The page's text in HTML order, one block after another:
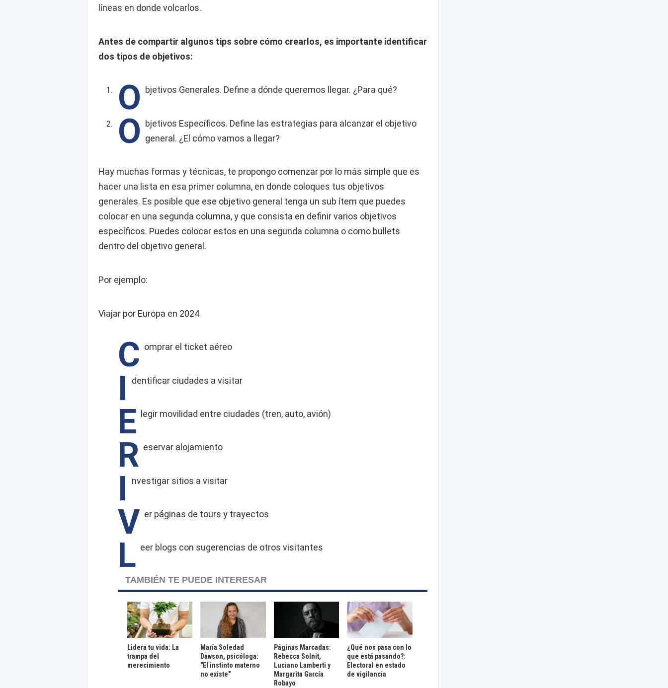
líneas en donde volcarlos.
Antes de compartir algunos tips sobre cómo crearlos, es importante identificar
dos tipos de objetivos:
O bjetivos Generales. Define a dónde queremos llegar. ¿Para qué?
O bjetivos Específicos. Define las estrategias para alcanzar el objetivo
general. ¿El cómo vamos a llegar?
Hay muchas formas y técnicas, te propongo comenzar por lo más simple que es
hacer una lista en esa primer columna, en donde coloques tus objetivos
generales. Es posible que ese objetivo general tenga un sub ítem que puedes
colocar en una segunda columna, y que consista en definir varios objetivos
específicos. Puedes colocar estos en una segunda columna o como bullets
dentro del objetivo general.
Por ejemplo:
Viajar por Europa en 2024
C omprar el ticket aéreo
I dentificar ciudades a visitar
E legir movilidad entre ciudades (tren, auto, avión)
R eservar alojamiento
I nvestigar sitios a visitar
V er páginas de tours y trayectos
L eer blogs con sugerencias de otros visitantes
TAMBIÉN TE PUEDE INTERESAR
Lidera tu vida: La
trampa del
merecimiento
María Soledad
Dawson, psicóloga:
"El instinto materno
no existe"
Páginas Marcadas:
Rebecca Solnit,
Luciano Lamberti y
Margarita García
Robayo
¿Qué nos pasa con lo
que está pasando?:
Electoral en estado
de vigilancia